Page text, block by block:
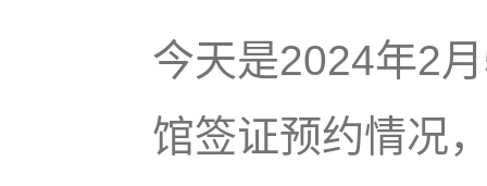
今天是2024年2
馆签证预约情况